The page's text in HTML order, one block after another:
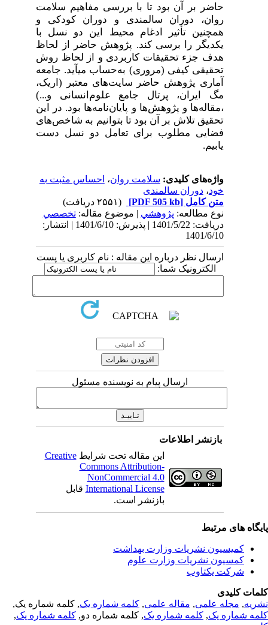
حاضر بر آن بود تا با بررسی مفاهیم سلامت
روان، دوران سالمندی و دوران کودکی و
همچنین تأثیر ادغام محیط این دو نسل با
یکدیگر را برسی کند. پژوهش حاضر از لحاظ
هدف جزء تحقیقات کاربردی و از لحاظ روش
تحقیقی کیفی (مروری) به‌حساب می­آید. جامعه
آماری پژوهش حاضر سایت‌های معتبر (اریک،
مگ ایران، پرتال جامع علوم‌انسانی و...)
،مقاله‌ها و پژوهش‌ها و پایان‌نامه‌ها بود. در این
تحقیق تلاش بر آن بود تا بتوانیم به شاخص‌های
فضایی مطلوب برای تعامل دو نسل دست
‌یابیم.
واژه‌های کلیدی:سلامت روان ،احساس مثبت به
خود،دوران سالمندی
متن کامل[PDF 505 kb]
نوع مطالعه:پژوهشي| موضوع مقاله:تخصصي
دریافت: 1401/5/22 | پذیرش: 1401/6/10 | انتشار:
1401/6/10
ارسال نظر درباره این مقاله : نام کاربری یا پست
الکترونیک شما:
ارسال پیام به نویسنده مسئول
بازنشر اطلاعات
این مقاله تحت شرایطCreative
Commons Attribution-
NonCommercial 4.0
International Licenseقابل
بازنشر است.
های مرتبط
کمیسیون نشریات وزارت بهداشت
کمسیون نشریات وزارت علوم
شرکت یکتاوب
کلیدی
,مجله علمی, مقاله علمی, کلمه شماره یک, کلمه شماره یک,
شماره یک,کلمه شماره یک, کلمه شماره دو,کلمه شماره یک,